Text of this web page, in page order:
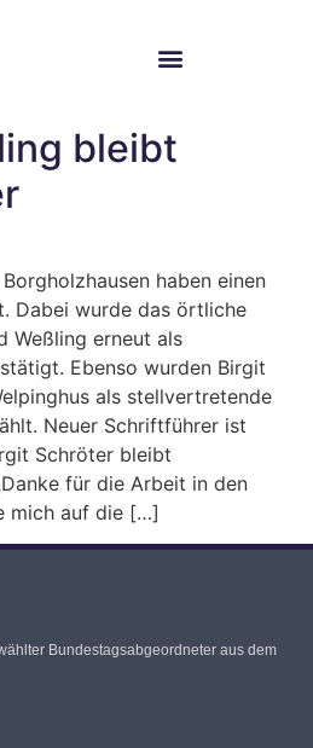
bleibt
haben einen
Dabei wurde das örtliche
Weßling erneut als
Ebenso wurden Birgit
als stellvertretende
Neuer Schriftführer ist
Schröter bleibt
für die Arbeit in den
mich auf die […]
Bundestagsabgeordneter aus dem